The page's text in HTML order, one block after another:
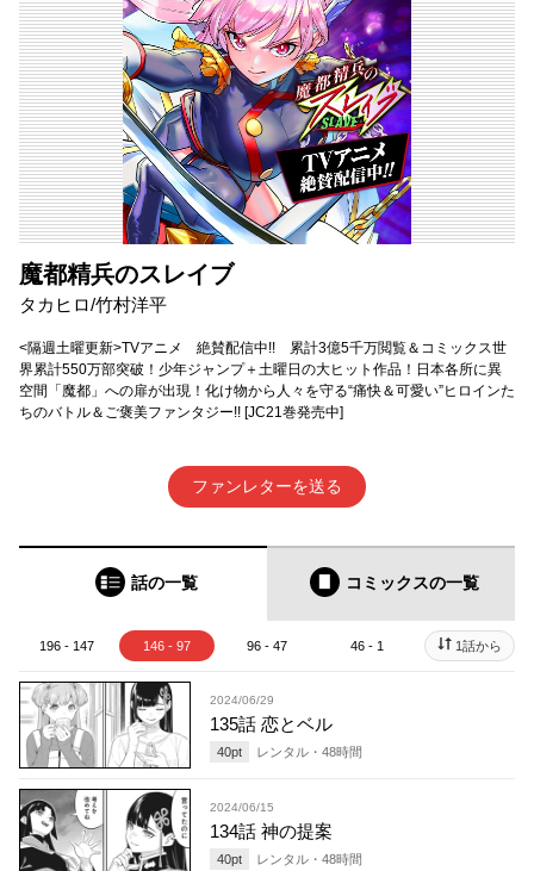
魔都精兵のスレイブ
タカヒロ/竹村洋平
<隔週土曜更新>TVアニメ 絶賛配信中!! 累計3億5千万閲覧＆コミックス世
界累計550万部突破！少年ジャンプ＋土曜日の大ヒット作品！日本各所に異
空間「魔都」への扉が出現！化け物から人々を守る“痛快＆可愛い”ヒロインた
ちのバトル＆ご褒美ファンタジー!! [JC21巻発売中]
ファンレターを送る
話の一覧 コミックスの一覧
196 - 147 146 - 97 96 - 47 46 - 1 1話から
2024/06/29
135話 恋とベル
40pt レンタル・ 48時間
2024/06/15
134話 神の提案
40pt レンタル・ 48時間